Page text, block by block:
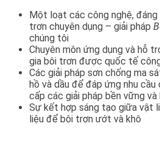
Một loạt các công nghệ,
trơn chuyên dụng – giải pháp
chúng tôi
Chuyên môn ứng dụng và hỗ
gia bôi trơn được quốc tế
Các giải pháp sơn chống ma
hồ và dầu để đáp ứng nhu
cấp các giải pháp bền vững và
Sự kết hợp sáng tạo giữa vật
liệu để bôi trơn ướt và khô